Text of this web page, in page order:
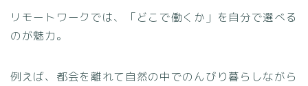
リモートワークでは、「どこで働くか」を自分で選べる
のが魅力。
例えば、都会を離れて自然の中でのんびり暮らしながら